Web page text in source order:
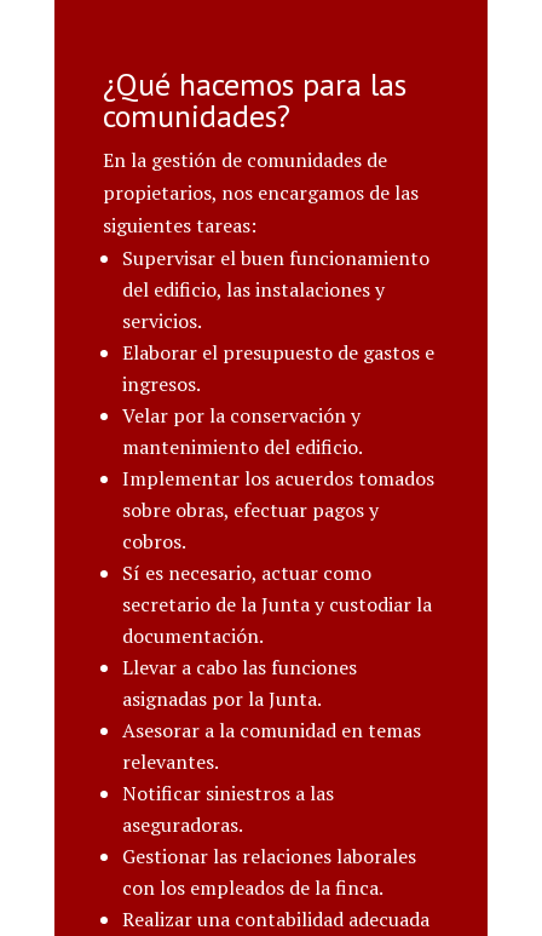
¿Qué hacemos para las
comunidades?
En la gestión de comunidades de
propietarios, nos encargamos de las
siguientes tareas:
Supervisar el buen funcionamiento
del edificio, las instalaciones y
servicios.
Elaborar el presupuesto de gastos e
ingresos.
Velar por la conservación y
mantenimiento del edificio.
Implementar los acuerdos tomados
sobre obras, efectuar pagos y
cobros.
Sí es necesario, actuar como
secretario de la Junta y custodiar la
documentación.
Llevar a cabo las funciones
asignadas por la Junta.
Asesorar a la comunidad en temas
relevantes.
Notificar siniestros a las
aseguradoras.
Gestionar las relaciones laborales
con los empleados de la finca.
Realizar una contabilidad adecuada